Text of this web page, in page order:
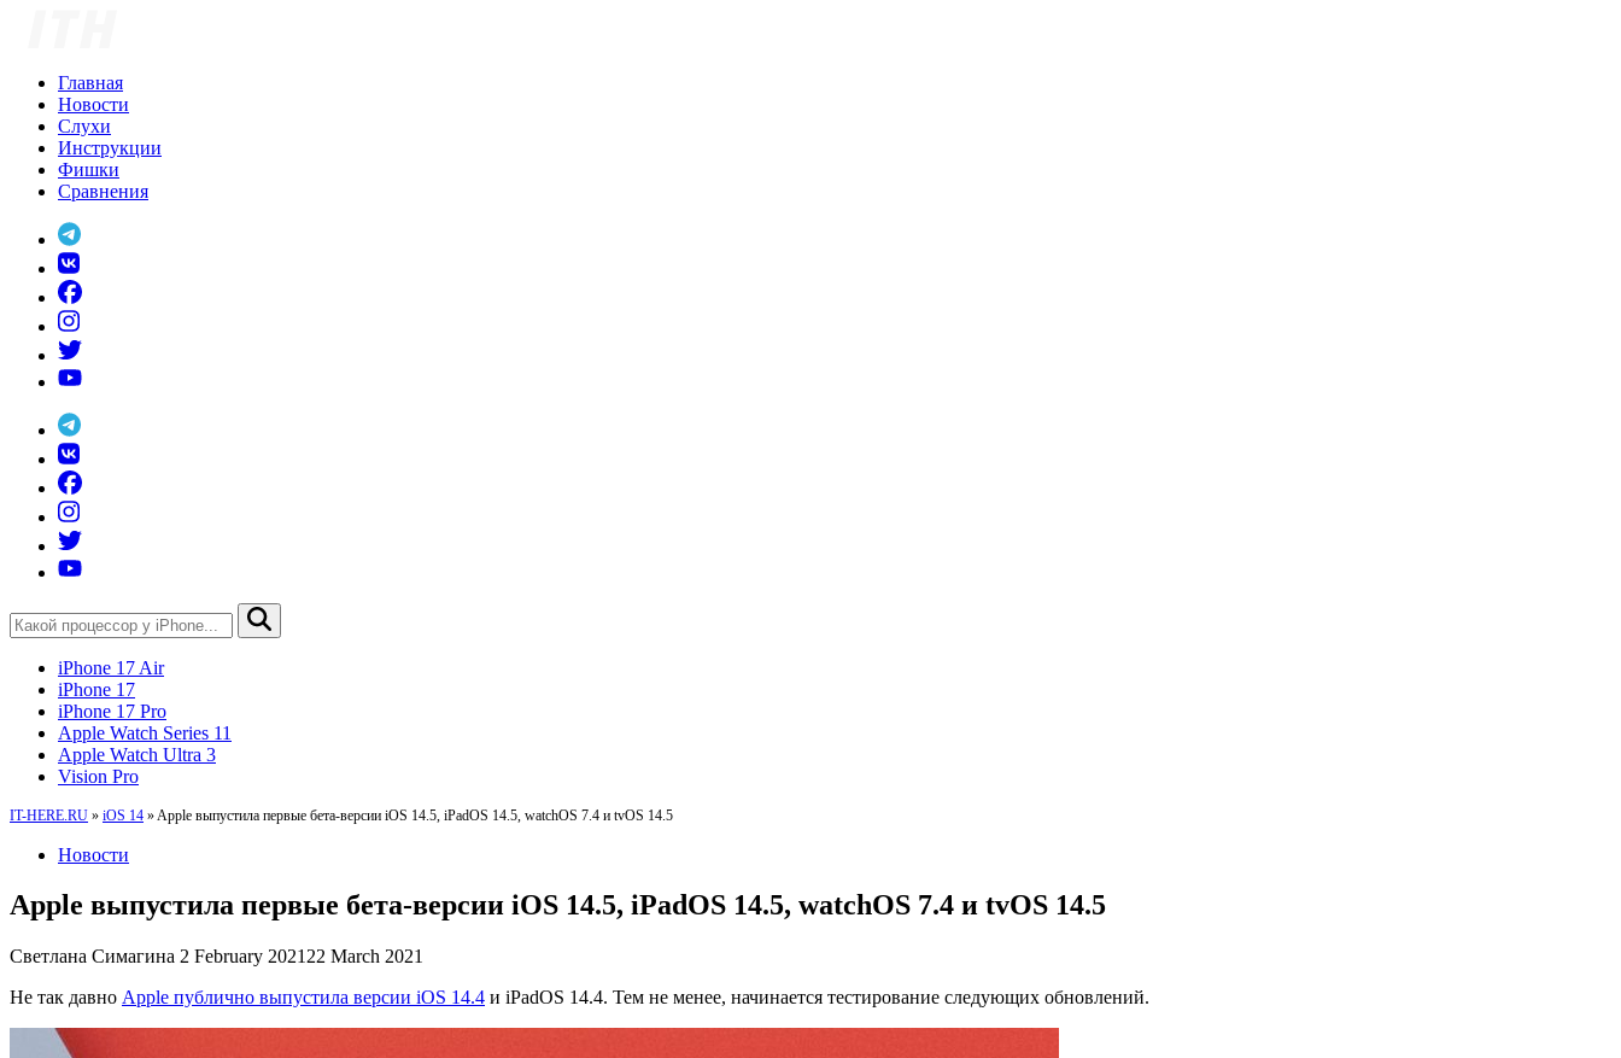
Главная
Новости
Слухи
Инструкции
Фишки
Сравнения
iPhone 17 Air
iPhone 17
iPhone 17 Pro
Apple Watch Series 11
Apple Watch Ultra 3
Vision Pro
IT-HERE.RU » iOS 14 » Apple выпустила первые бета-версии iOS 14.5, iPadOS 14.5, watchOS 7.4 и tvOS 14.5
Новости
Apple выпустила первые бета-версии iOS 14.5, iPadOS 14.5, watchOS 7.4 и tvOS 14.5
Светлана Симагина 2 February 2021 22 March 2021
Не так давно Apple публично выпустила версии iOS 14.4 и iPadOS 14.4. Тем не менее, начинается тестирование следующих обновлений.